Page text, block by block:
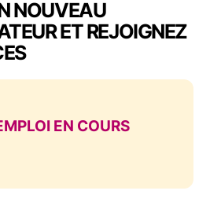
NOUVEAU
ET REJOIGNEZ
EN COURS